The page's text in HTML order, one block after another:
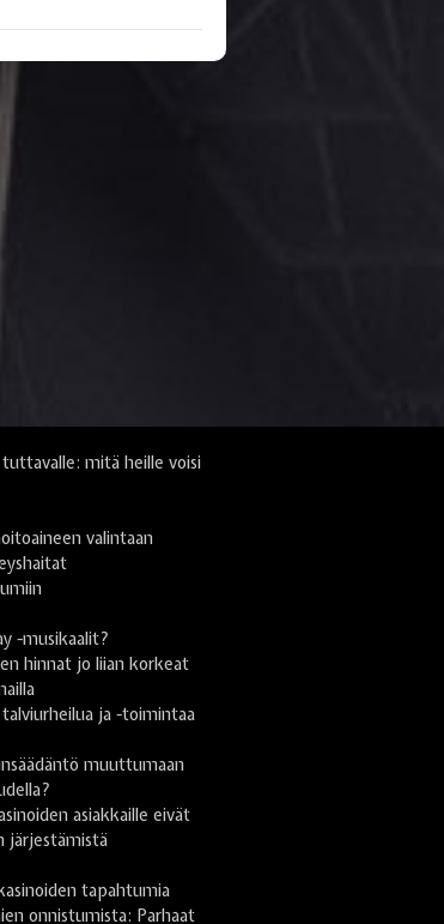
mitä heille voisi
valintaan
-musikaalit?
hinnat jo liian korkeat
ja -toimintaa
muuttumaan
asiakkaille eivät
järjestämistä
tapahtumia
onnistumista: Parhaat